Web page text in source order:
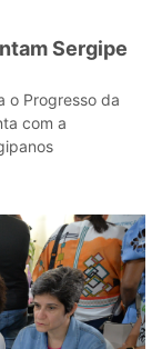
Sergipe
o Progresso da
com a